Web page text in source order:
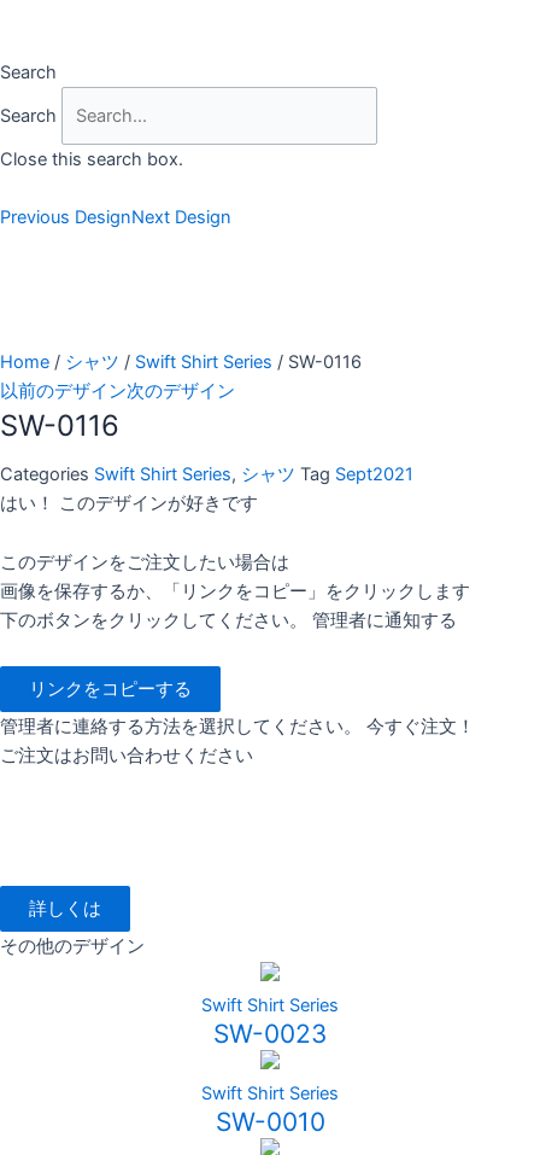
content
Search
Search
Close this search box.
Previous DesignNext Design
Home / シャツ / Swift Shirt Series / SW-0116
以前のデザイン次のデザイン
SW-0116
Categories Swift Shirt Series, シャツ Tag Sept2021
はい！ このデザインが好きです
このデザインをご注文したい場合は
画像を保存するか、「リンクをコピー」をクリックします
下のボタンをクリックしてください。 管理者に通知する
リンクをコピーする
管理者に連絡する方法を選択してください。 今すぐ注文！
ご注文はお問い合わせください
詳しくは
その他のデザイン
Swift Shirt Series
SW-0023
Swift Shirt Series
SW-0010